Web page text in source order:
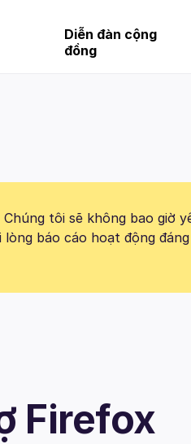
Diễn đàn cộng
đồng
Chúng tôi sẽ không bao giờ
báo cáo hoạt động
Firefox